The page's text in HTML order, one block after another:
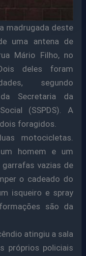
madrugada deste
uma antena de
Mário Filho, no
deles foram
segundo
Secretaria da
(SSPDS). A
foragidos.
motocicletas.
homem e um
vazias de
o cadeado do
isqueiro e spray
são da
atingiu a sala
próprios policiais